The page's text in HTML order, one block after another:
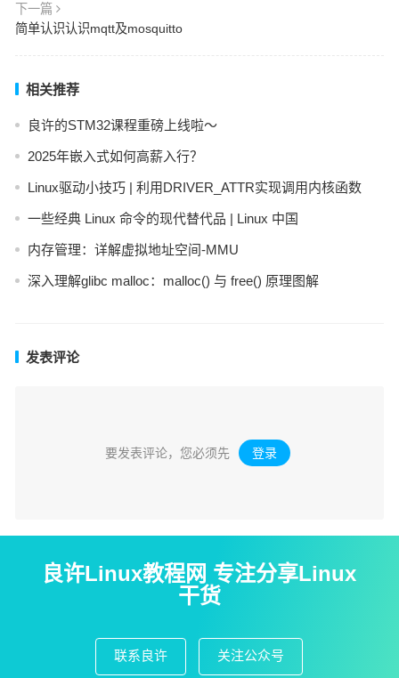
下一篇
简单认识认识mqtt及mosquitto
相关推荐
良许的STM32课程重磅上线啦～
2025年嵌入式如何高薪入行？
Linux驱动小技巧 | 利用DRIVER_ATTR实现调用内核函数
一些经典 Linux 命令的现代替代品 | Linux 中国
内存管理：详解虚拟地址空间-MMU
深入理解glibc malloc：malloc() 与 free() 原理图解
发表评论
要发表评论，您必须先 登录 。
良许Linux教程网 专注分享Linux
干货
联系良许 关注公众号